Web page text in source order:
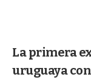
La primera
uruguaya